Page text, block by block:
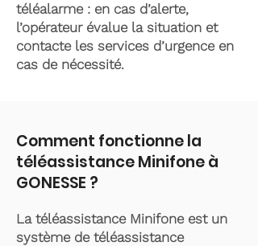
téléalarme : en cas d’alerte,
l’opérateur évalue la situation et
contacte les services d’urgence en
cas de nécessité.
Comment fonctionne la
téléassistance Minifone à
GONESSE ?
La téléassistance Minifone est un
système de téléassistance